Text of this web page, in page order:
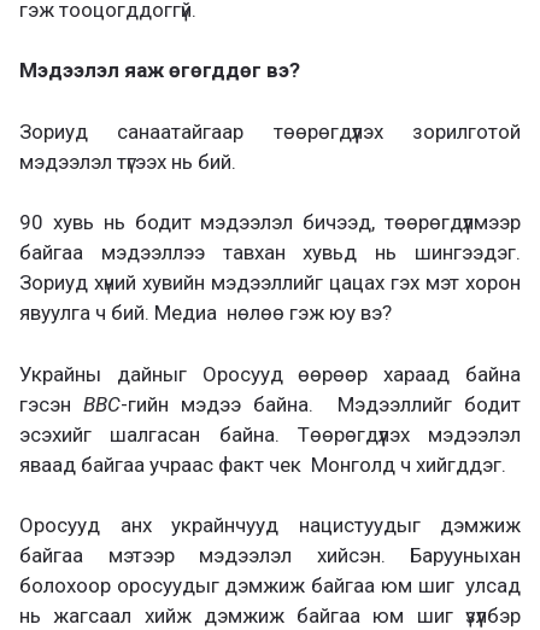
гэж тооцогддоггүй.
Мэдээлэл яаж өгөгддөг вэ?
Зориуд санаатайгаар төөрөгдүүлэх зорилготой
мэдээлэл түгээх нь бий.
90 хувь нь бодит мэдээлэл бичээд, төөрөгдүүлмээр
байгаа мэдээллээ тавхан хувьд нь шингээдэг.
Зориуд хүний хувийн мэдээллийг цацах гэх мэт хорон
явуулга ч бий. Медиа нөлөө гэж юу вэ?
Украйны дайныг Оросууд өөрөөр хараад байна
гэсэн BBC-гийн мэдээ байна. Мэдээллийг бодит
эсэхийг шалгасан байна. Төөрөгдүүлэх мэдээлэл
яваад байгаа учраас факт чек Монголд ч хийгддэг.
Оросууд анх украйнчууд нацистуудыг дэмжиж
байгаа мэтээр мэдээлэл хийсэн. Барууныхан
болохоор оросуудыг дэмжиж байгаа юм шиг улсад
нь жагсаал хийж дэмжиж байгаа юм шиг үзүүлбэр